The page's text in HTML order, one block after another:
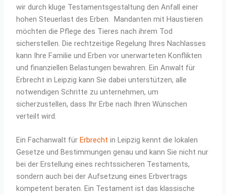
wir durch kluge Testamentsgestaltung den Anfall einer
hohen Steuerlast des Erben. Mandanten mit Haustieren
möchten die Pflege des Tieres nach ihrem Tod
sicherstellen. Die rechtzeitige Regelung Ihres Nachlasses
kann Ihre Familie und Erben vor unerwarteten Konflikten
und finanziellen Belastungen bewahren. Ein Anwalt für
Erbrecht in Leipzig kann Sie dabei unterstützen, alle
notwendigen Schritte zu unternehmen, um
sicherzustellen, dass Ihr Erbe nach Ihren Wünschen
verteilt wird.
Ein Fachanwalt fürErbrecht in Leipzig kennt die lokalen
Gesetze und Bestimmungen genau und kann Sie nicht nur
bei der Erstellung eines rechtssicheren Testaments,
sondern auch bei der Aufsetzung eines Erbvertrags
kompetent beraten. Ein Testament ist das klassische